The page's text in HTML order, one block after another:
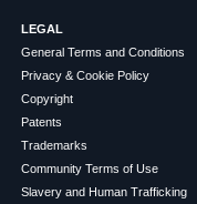
LEGAL
General Terms and Conditions
Privacy & Cookie Policy
Copyright
Patents
Trademarks
Community Terms of Use
Slavery and Human Trafficking